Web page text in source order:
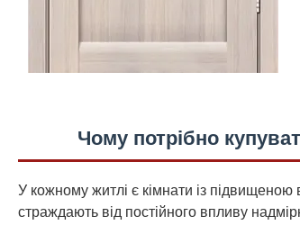
Чому потрібно
У кожному житлі є кімнати із підвищеною
страждають від постійного впливу